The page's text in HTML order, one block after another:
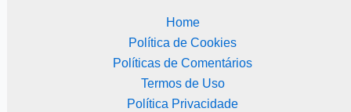
Home
Política de Cookies
Políticas de Comentários
Termos de Uso
Política Privacidade